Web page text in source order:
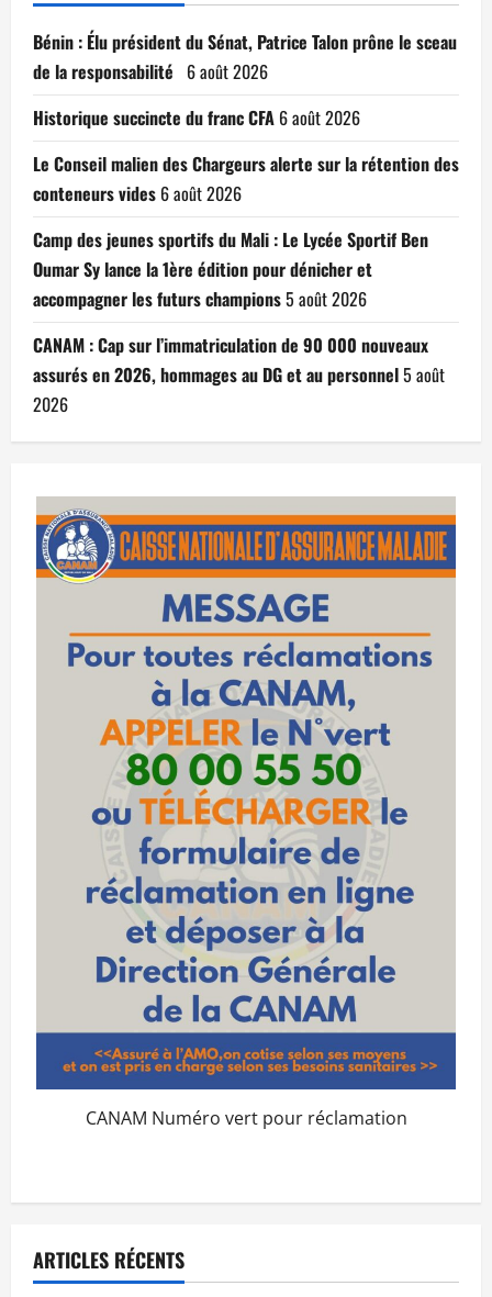
Bénin : Élu président du Sénat, Patrice Talon prône le sceau
de la responsabilité 6 août 2026
Historique succincte du franc CFA 6 août 2026
Le Conseil malien des Chargeurs alerte sur la rétention des
conteneurs vides 6 août 2026
Camp des jeunes sportifs du Mali : Le Lycée Sportif Ben
Oumar Sy lance la 1ère édition pour dénicher et
accompagner les futurs champions5 août 2026
CANAM : Cap sur l’immatriculation de 90 000 nouveaux
assurés en 2026, hommages au DG et au personnel5 août
2026
CANAM Numéro vert pour réclamation
ARTICLES RÉCENTS